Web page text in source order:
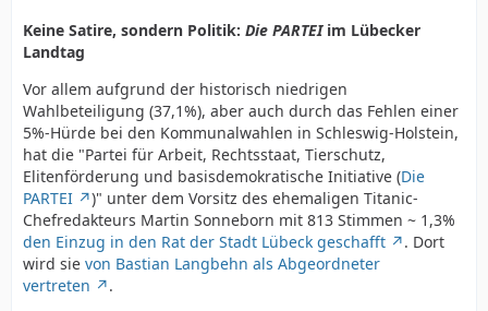
Keine Satire, sondern Politik: Die PARTEIim Lübecker
Landtag
Vor allem aufgrund der historisch niedrigen
Wahlbeteiligung (37,1%), aber auch durch das Fehlen einer
5%-Hürde bei den Kommunalwahlen in Schleswig-Holstein,
hat die "Partei für Arbeit, Rechtsstaat, Tierschutz,
Elitenförderung und basisdemokratische Initiative (Die
PARTEI
)" unter dem Vorsitz des ehemaligen Titanic-
Chefredakteurs Martin Sonneborn mit 813 Stimmen ~ 1,3%
den Einzug in den Rat der Stadt Lübeck geschafft
. Dort
wird sie von Bastian Langbehn als Abgeordneter
vertreten
.